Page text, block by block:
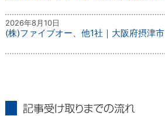
2026年8月10日
(株)ファイブオー、他1社｜大阪府摂津市